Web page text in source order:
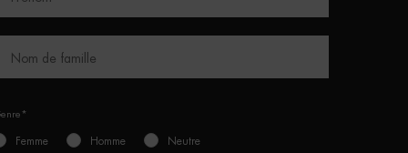
Nom de famille
Femme Homme Neutre